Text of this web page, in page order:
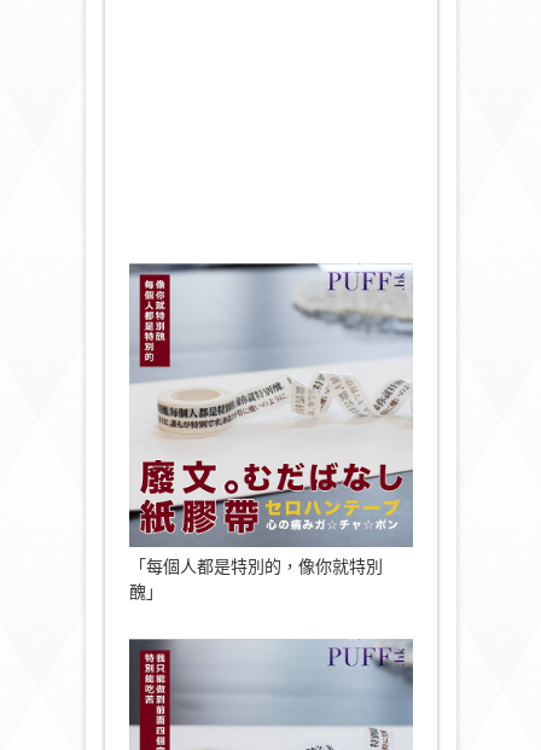
「每個人都是特別的，像你就特別
醜」